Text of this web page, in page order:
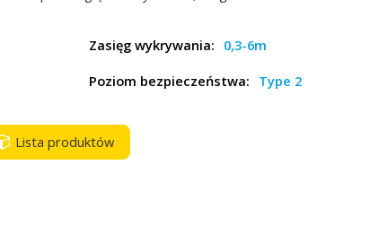
Zasięg wykrywania: 0,3-6m
Poziom bezpieczeństwa: Type 2
Lista produktów